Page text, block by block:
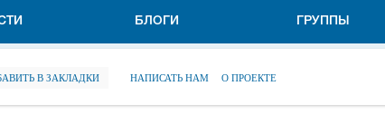
БЛОГИ ГРУППЫ
В ЗАКЛАДКИ НАПИСАТЬ НАМ О ПРОЕКТЕ